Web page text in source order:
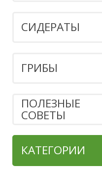
СИДЕРАТЫ
ГРИБЫ
ПОЛЕЗНЫЕ
СОВЕТЫ
КАТЕГОРИИ